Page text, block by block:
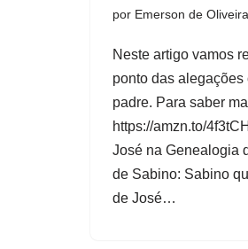
por Emerson de Oliveira
Neste artigo vamos
ponto das
padre. Para saber
https://amzn.to/
José na Genealogia
de Sabino: Sabino
de José…